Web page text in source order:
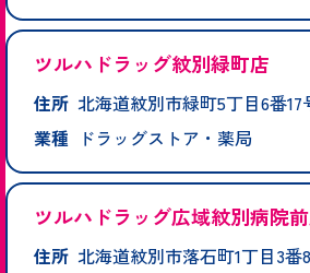
ツルハドラッグ紋別緑町店
住所 北海道紋別市緑町5丁目6番17
業種
ドラッグストア・薬局
ツルハドラッグ広域紋別病院
住所 北海道紋別市落石町1丁目3番